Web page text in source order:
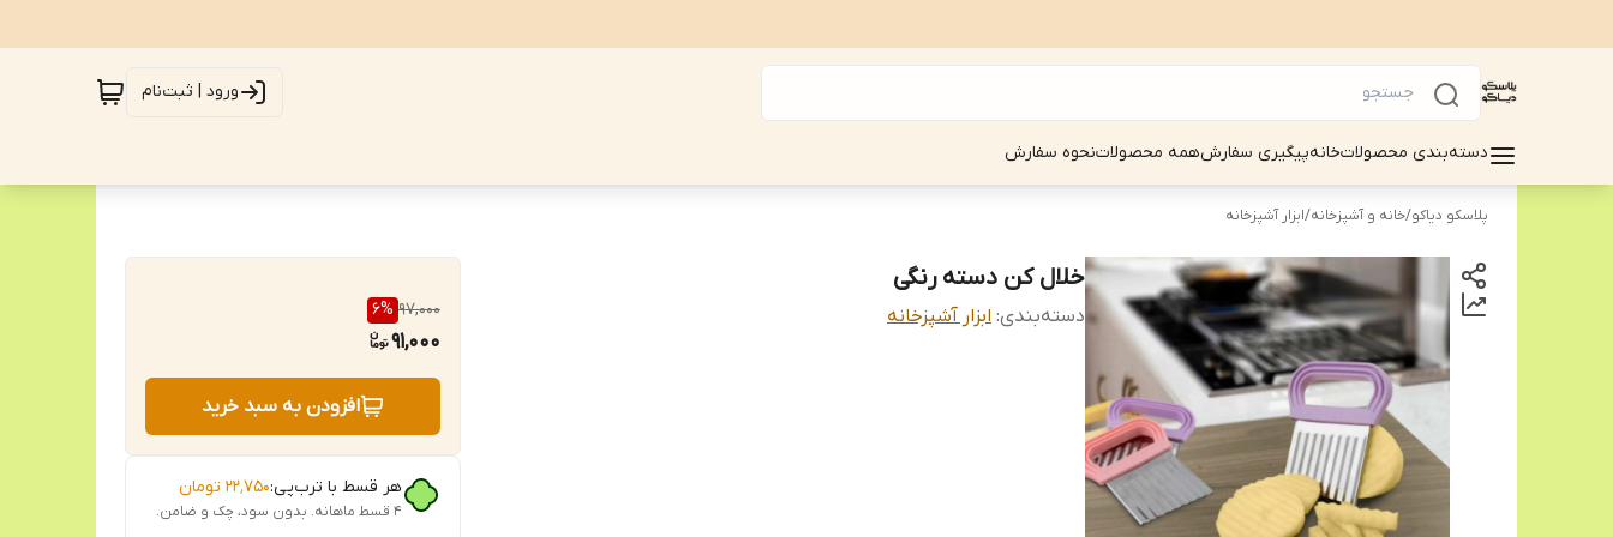
ورود | ثبت‌نام
دسته‌بندی محصولاتخانهپیگیری سفارشهمه محصولاتنحوه سفارش
پلاسکو دیاکو/خانه و آشپزخانه/ابزار آشپزخانه
خلال کن دسته رنگی
دسته‌بندی: ابزار آشپزخانه 97,000
6%
91,000
افزودن به سبد خرید
هر قسط با ترب‌پی:۲۲٬۷۵۰ تومان
۴ قسط ماهانه. بدون سود، چک و ضامن.